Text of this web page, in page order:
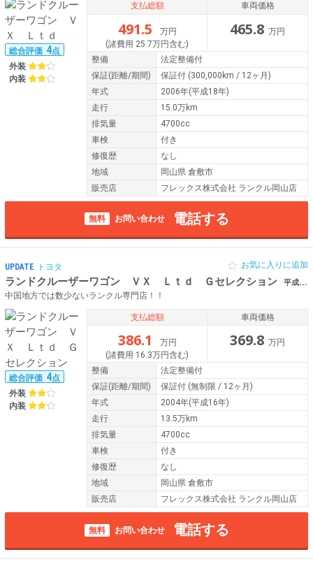
総合評価 4点
外装
内装
支払総額
491.5
万円
(諸費用 25.7万円含む)
車両価格
465.8 万円
整備
法定整備付
保証(距離/期間) 保証付 (300,000km / 12ヶ月)
年式
2006年(平成18年)
走行
15.0万km
排気量
4700cc
車検
付き
修復歴
なし
地域
岡山県 倉敷市
販売店
フレックス株式会社 ランクル岡山店
無料 お問い合わせ 電話する
UPDATE トヨタ
ランドクルーザーワゴン ＶＸ Ｌｔｄ Ｇセレクション 平成16年（2004年） 13.5万km 岡山県倉敷市 【買取直販】
中国地方では数少ないランクル専門店！！
お気に入りに追加
総合評価 4点
外装
内装
支払総額
386.1
万円
(諸費用 16.3万円含む)
車両価格
369.8 万円
整備
法定整備付
保証(距離/期間) 保証付 (無制限 / 12ヶ月)
年式
2004年(平成16年)
走行
13.5万km
排気量
4700cc
車検
付き
修復歴
なし
地域
岡山県 倉敷市
販売店
フレックス株式会社 ランクル岡山店
無料 お問い合わせ 電話する